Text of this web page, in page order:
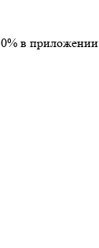
в приложении